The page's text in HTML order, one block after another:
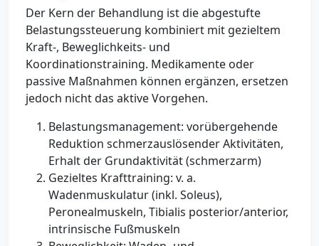
Der Kern der Behandlung ist die abgestufte
Belastungssteuerung kombiniert mit gezieltem
Kraft-, Beweglichkeits- und
Koordinationstraining. Medikamente oder
passive Maßnahmen können ergänzen, ersetzen
jedoch nicht das aktive Vorgehen.
Belastungsmanagement: vorübergehende
Reduktion schmerzauslösender Aktivitäten,
Erhalt der Grundaktivität (schmerzarm)
Gezieltes Krafttraining: v. a.
Wadenmuskulatur (inkl. Soleus),
Peronealmuskeln, Tibialis posterior/anterior,
intrinsische Fußmuskeln